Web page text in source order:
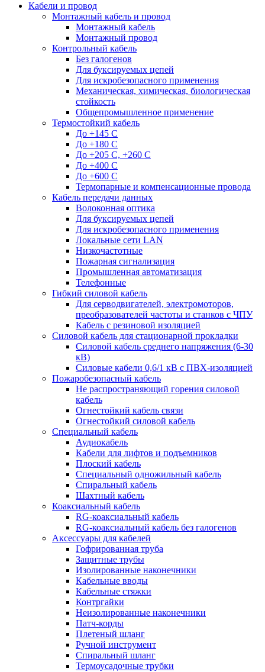
Кабели и провод
Монтажный кабель и провод
Монтажный кабель
Монтажный провод
Контрольный кабель
Без галогенов
Для буксируемых цепей
Для искробезопасного применения
Механическая, химическая, биологическая
стойкость
Общепромышленное применение
Термостойкий кабель
До +145 С
До +180 C
До +205 С, +260 С
До +400 C
До +600 С
Термопарные и компенсационные провода
Кабель передачи данных
Волоконная оптика
Для буксируемых цепей
Для искробезопасного применения
Локальные сети LAN
Низкочастотные
Пожарная сигнализация
Промышленная автоматизация
Телефонные
Гибкий силовой кабель
Для серводвигателей, электромоторов,
преобразователей частоты и станков с ЧПУ
Кабель с резиновой изоляцией
Силовой кабель для стационарной прокладки
Силовой кабель среднего напряжения (6-30
кВ)
Силовые кабели 0,6/1 кВ с ПВХ-изоляцией
Пожаробезопасный кабель
Не распространяющий горения силовой
кабель
Огнестойкий кабель связи
Огнестойкий силовой кабель
Специальный кабель
Аудиокабель
Кабели для лифтов и подъемников
Плоский кабель
Специальный одножильный кабель
Спиральный кабель
Шахтный кабель
Коаксиальный кабель
RG-коаксиальный кабель
RG-коаксиальный кабель без галогенов
Аксессуары для кабелей
Гофрированная труба
Защитные трубы
Изолированные наконечники
Кабельные вводы
Кабельные стяжки
Контргайки
Неизолированные наконечники
Патч-корды
Плетеный шланг
Ручной инструмент
Спиральный шланг
Термоусадочные трубки